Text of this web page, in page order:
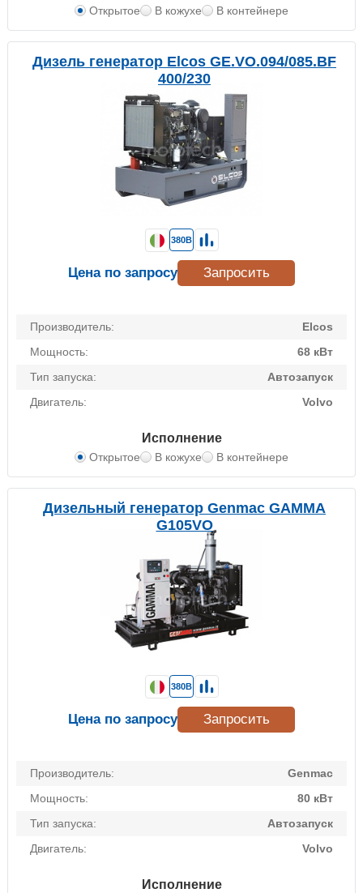
Открытое В кожухе В контейнере
Дизель генератор Elcos GE.VO.094/085.BF
400/230
Производитель:
Elcos
Мощность:
68 кВт
Тип запуска:
Автозапуск
Двигатель:
Volvo
Исполнение
Открытое В кожухе В контейнере
380В
Цена по запросу Запросить
Дизельный генератор Genmac GAMMA
G105VO
Производитель:
Genmac
Мощность:
80 кВт
Тип запуска:
Автозапуск
Двигатель:
Volvo
Исполнение
380В
Цена по запросу Запросить